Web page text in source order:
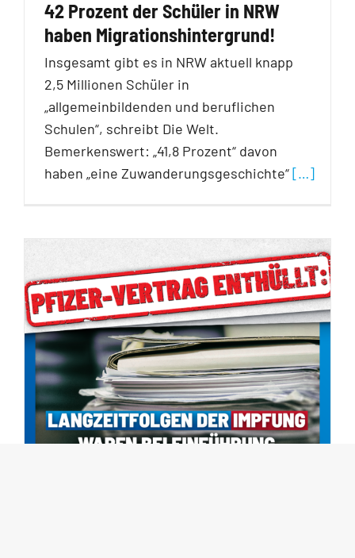
42 Prozent der Schüler in NRW
haben Migrationshintergrund!
Insgesamt gibt es in NRW aktuell knapp
2,5 Millionen Schüler in
„allgemeinbildenden und beruflichen
Schulen“, schreibt Die Welt.
Bemerkenswert: „41,8 Prozent“ davon
haben „eine Zuwanderungsgeschichte“[…]